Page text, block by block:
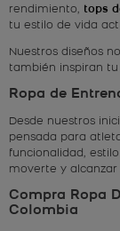
rendimiento, tops
tu estilo de vida
Nuestros diseños
también inspiran
Ropa de
Desde nuestros
pensada para
funcionalidad,
moverte y
Compra Ropa
Colombia